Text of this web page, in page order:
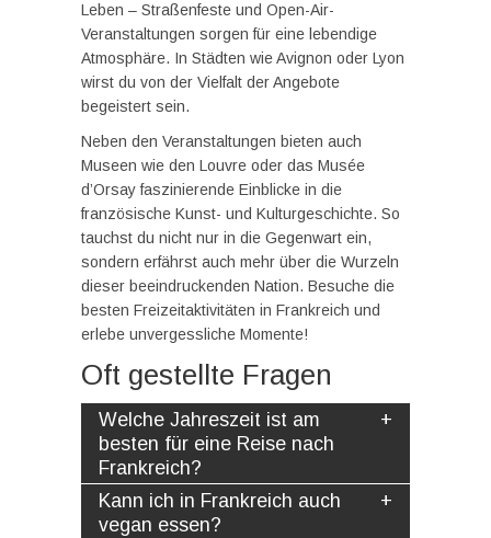
Leben – Straßenfeste und Open-Air-
Veranstaltungen sorgen für eine lebendige
Atmosphäre. In Städten wie Avignon oder Lyon
wirst du von der Vielfalt der Angebote
begeistert sein.
Neben den Veranstaltungen bieten auch
Museen wie den Louvre oder das Musée
d’Orsay faszinierende Einblicke in die
französische Kunst- und Kulturgeschichte. So
tauchst du nicht nur in die Gegenwart ein,
sondern erfährst auch mehr über die Wurzeln
dieser beeindruckenden Nation. Besuche die
besten Freizeitaktivitäten in Frankreich und
erlebe unvergessliche Momente!
Oft gestellte Fragen
Welche Jahreszeit ist am
besten für eine Reise nach
Frankreich?
Kann ich in Frankreich auch
vegan essen?